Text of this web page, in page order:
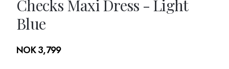
Checks Maxi Dress - Light
Blue
Produktdetaljer
NOK 3,799